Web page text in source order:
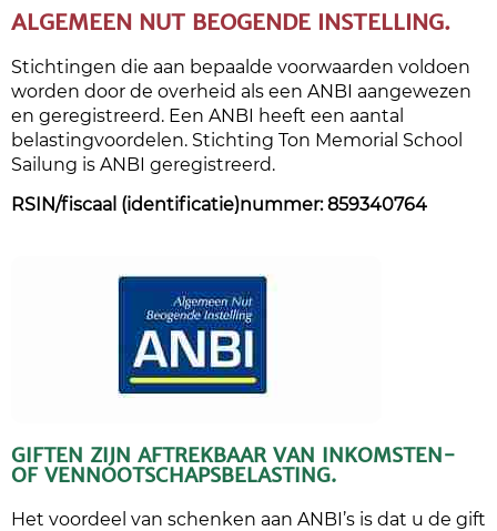
ALGEMEEN NUT BEOGENDE INSTELLING.
Stichtingen die aan bepaalde voorwaarden voldoen
worden door de overheid als een ANBI aangewezen
en geregistreerd. Een ANBI heeft een aantal
belastingvoordelen. Stichting Ton Memorial School
Sailung is ANBI geregistreerd.
RSIN/fiscaal (identificatie)nummer: 859340764
GIFTEN ZIJN AFTREKBAAR VAN INKOMSTEN-
OF VENNOOTSCHAPSBELASTING.
Het voordeel van schenken aan ANBI’s is dat u de gift